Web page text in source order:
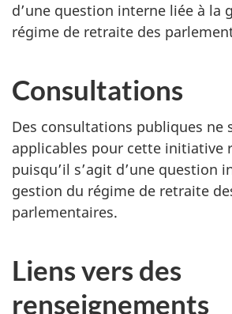
d’une question interne liée à la
régime de retraite des
Consultations
Des consultations publiques ne
applicables pour cette initiative
puisqu’il s’agit d’une question
gestion du régime de retraite
parlementaires.
Liens vers des
renseignements